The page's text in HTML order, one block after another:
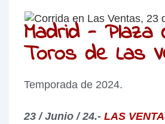
Madrid - Plaza
Toros de Las
Temporada de 2024.
23 / Junio / 24.- LAS